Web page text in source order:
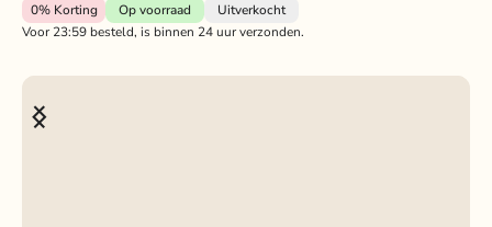
0%Korting Op voorraad
Uitverkocht
Voor 23:59 besteld, is binnen 24 uur verzonden.